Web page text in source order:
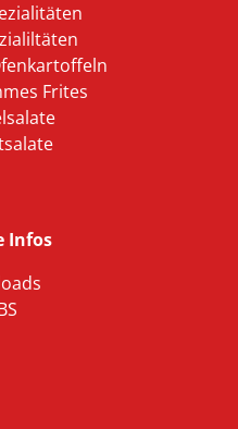
Frites
Infos